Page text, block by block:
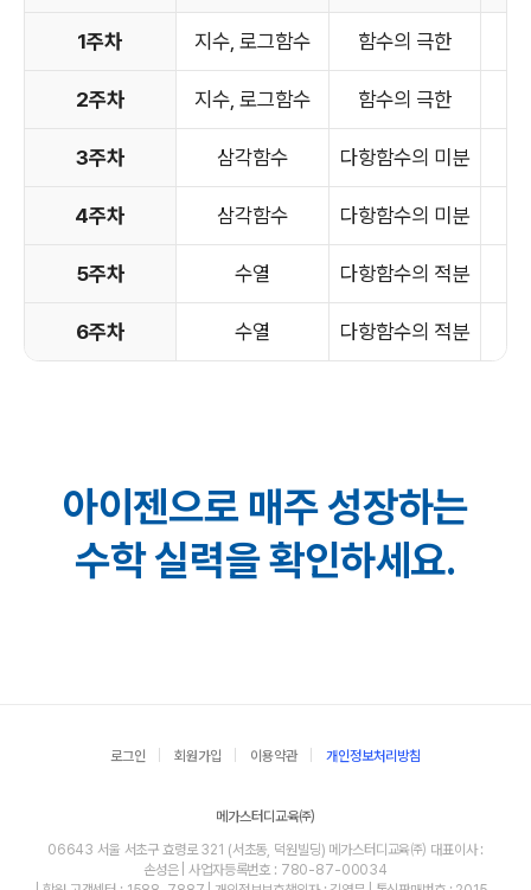
1주차 지수, 로그함수 함수의 극한
2주차 지수, 로그함수 함수의 극한
3주차 삼각함수 다항함수의 미분
4주차 삼각함수 다항함수의 미분
5주차 수열 다항함수의 적분
6주차 수열 다항함수의 적분
아이젠으로 매주 성장하는
수학 실력을 확인하세요.
로그인 회원가입 이용약관 개인정보처리방침
메가스터디교육㈜
06643 서울 서초구 효령로 321 (서초동, 덕원빌딩) 메가스터디교육㈜ 대표이사 :
손성은 | 사업자등록번호 : 780-87-00034